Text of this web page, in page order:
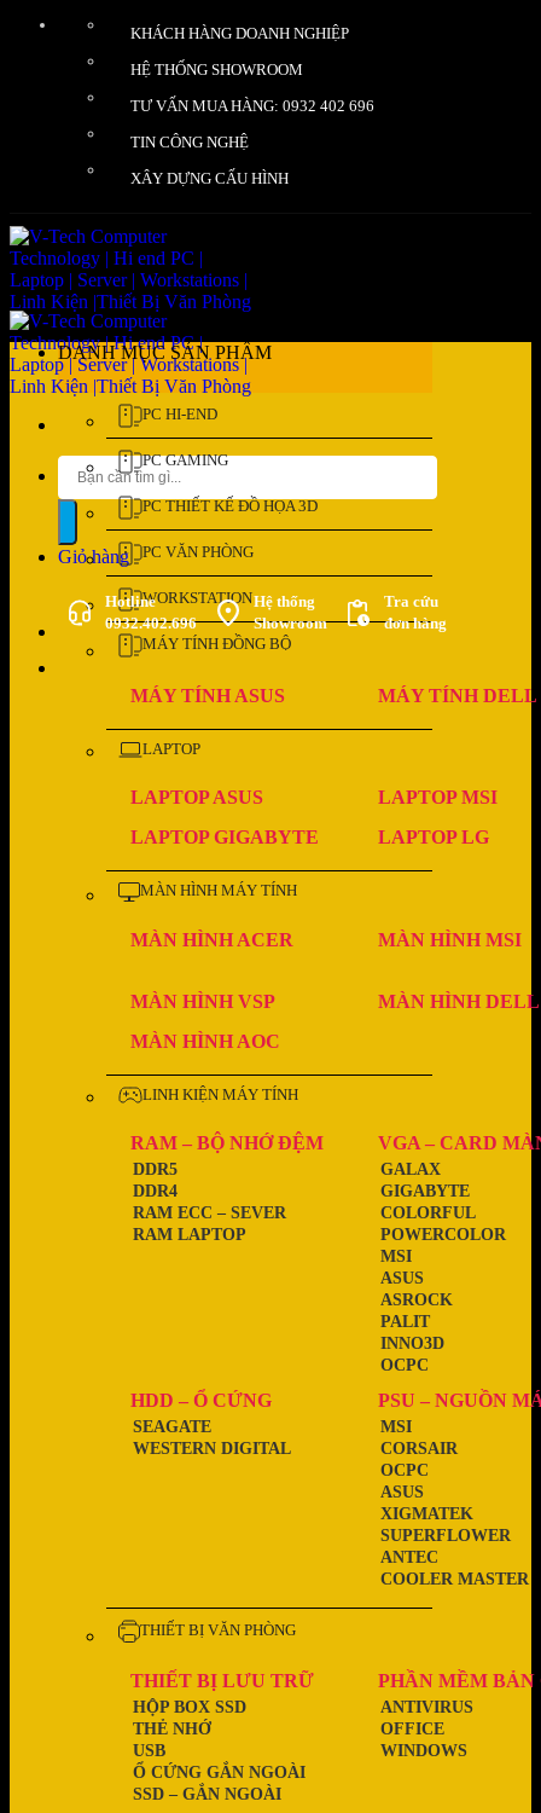
KHÁCH HÀNG DOANH NGHIỆP
HỆ THỐNG SHOWROOM
TƯ VẤN MUA HÀNG: 0932 402 696
TIN CÔNG NGHỆ
XÂY DỰNG CẤU HÌNH
Tìm
kiếm:
Giỏ hàng
Hotline
0932.402.696
Hệ thống
Showroom
Tra cứu
đơn hàng
DANH MỤC SẢN PHẨM
PC HI-END
PC GAMING
PC THIẾT KẾ ĐỒ HỌA 3D
PC VĂN PHÒNG
WORKSTATION
MÁY TÍNH ĐỒNG BỘ
MÁY TÍNH ASUS MÁY TÍNH DELL
LAPTOP
LAPTOP ASUS
LAPTOP MSI
LAPTOP GIGABYTE
LAPTOP LG
MÀN HÌNH MÁY TÍNH
MÀN HÌNH ACER MÀN HÌNH MSI
MÀN HÌNH VSP
MÀN HÌNH DELL
MÀN HÌNH AOC
LINH KIỆN MÁY TÍNH
RAM – BỘ NHỚ ĐỆM
RAM LAPTOP
RAM ECC – SEVER
DDR4
DDR5
VGA – CARD
OCPC
INNO3D
PALIT
ASROCK
ASUS
MSI
POWERCOLOR
COLORFUL
GIGABYTE
GALAX
HDD – Ổ CỨNG
WESTERN DIGITAL
SEAGATE
PSU – NGUỒN
COOLER MASTER
ANTEC
SUPERFLOWER
XIGMATEK
ASUS
OCPC
CORSAIR
MSI
THIẾT BỊ VĂN PHÒNG
THIẾT BỊ LƯU TRỮ
SSD – GẮN NGOÀI
Ổ CỨNG GẮN NGOÀI
USB
THẺ NHỚ
HỘP BOX SSD
PHẦN MỀM BẢN
WINDOWS
OFFICE
ANTIVIRUS